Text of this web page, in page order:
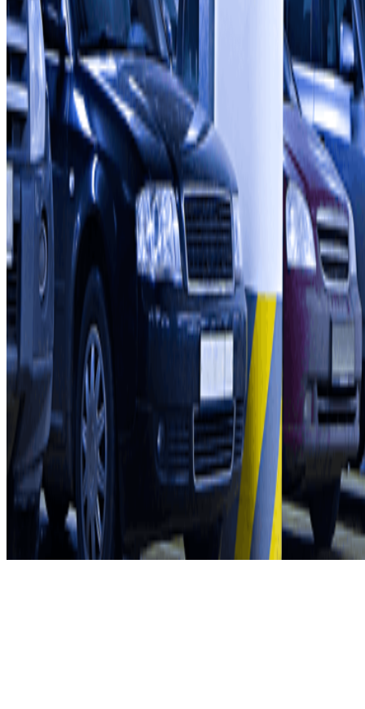
Sobre Parclick
Quiénes somos
Cómo funciona
Nuestros parkings
¿Colaboramos?
Profesionales
Proveedor de parking
Afiliados
Contacto
Contáctanos
FAQ
Puedes utilizar estos métodos de pago:
Condiciones de uso y contratación
Condiciones de cancelación
Política de cookies
Gestionar cookies
Política de privacidad
Whistleblowing
©2026 Parclick. All rights reserved